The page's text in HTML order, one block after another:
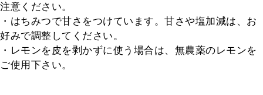
注意ください。
・はちみつで甘さをつけています。甘さや塩加減は、お
好みで調整してください。
・レモンを皮を剥かずに使う場合は、無農薬のレモンを
ご使用下さい。